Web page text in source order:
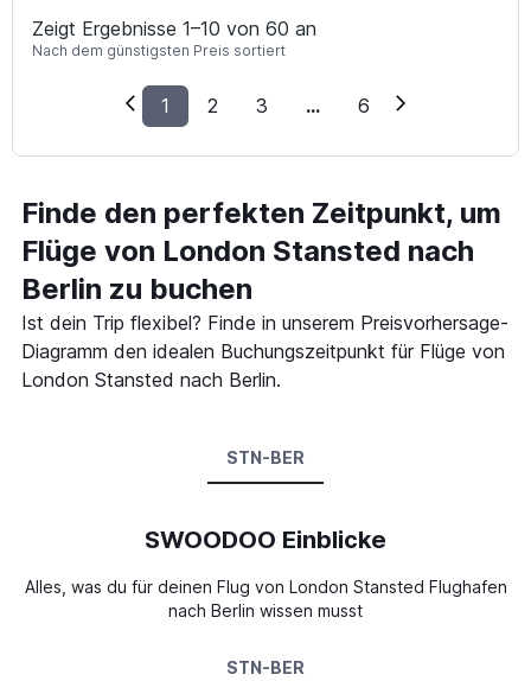
Zeigt Ergebnisse 1–10 von 60 an
Nach dem günstigsten Preis sortiert
1 2 3 ... 6
Finde den perfekten Zeitpunkt, um
Flüge von London Stansted nach
Berlin zu buchen
Ist dein Trip flexibel? Finde in unserem Preisvorhersage-
Diagramm den idealen Buchungszeitpunkt für Flüge von
London Stansted nach Berlin.
STN-BER
SWOODOO Einblicke
Alles, was du für deinen Flug von London Stansted Flughafen
nach Berlin wissen musst
STN-BER